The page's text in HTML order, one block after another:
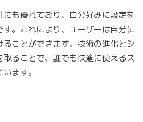
も優れており、自分好みに設定を
。これにより、ユーザーは自分に
ことができます。技術の進化とシ
取ることで、誰でも快適に使えるス
ます。